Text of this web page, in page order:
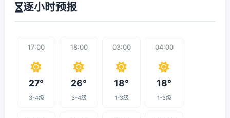
逐小时预报
17:00
27°
3-4级
18:00
26°
3-4级
03:00
18°
1-3级
04:00
18°
1-3级